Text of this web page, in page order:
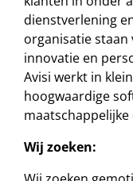
dienstverlening
organisatie staan
innovatie en
Avisi werkt in
hoogwaardige
maatschappelijke
Wij zoeken: